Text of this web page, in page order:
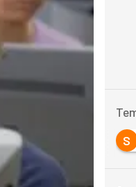
Ciberseguridad S